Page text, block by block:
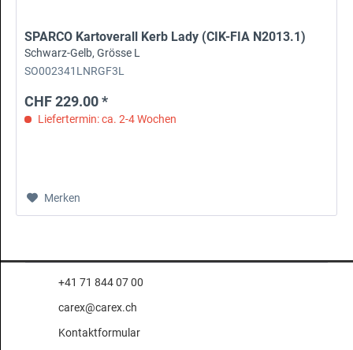
SPARCO Kartoverall Kerb Lady (CIK-FIA N2013.1)
Schwarz-Gelb, Grösse L
SO002341LNRGF3L
CHF 229.00 *
Liefertermin: ca. 2-4 Wochen
Merken
+41 71 844 07 00
carex@carex.ch
Kontaktformular